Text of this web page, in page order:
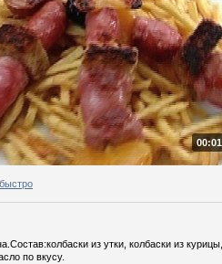
из утки, колбаски из
по вкусу.